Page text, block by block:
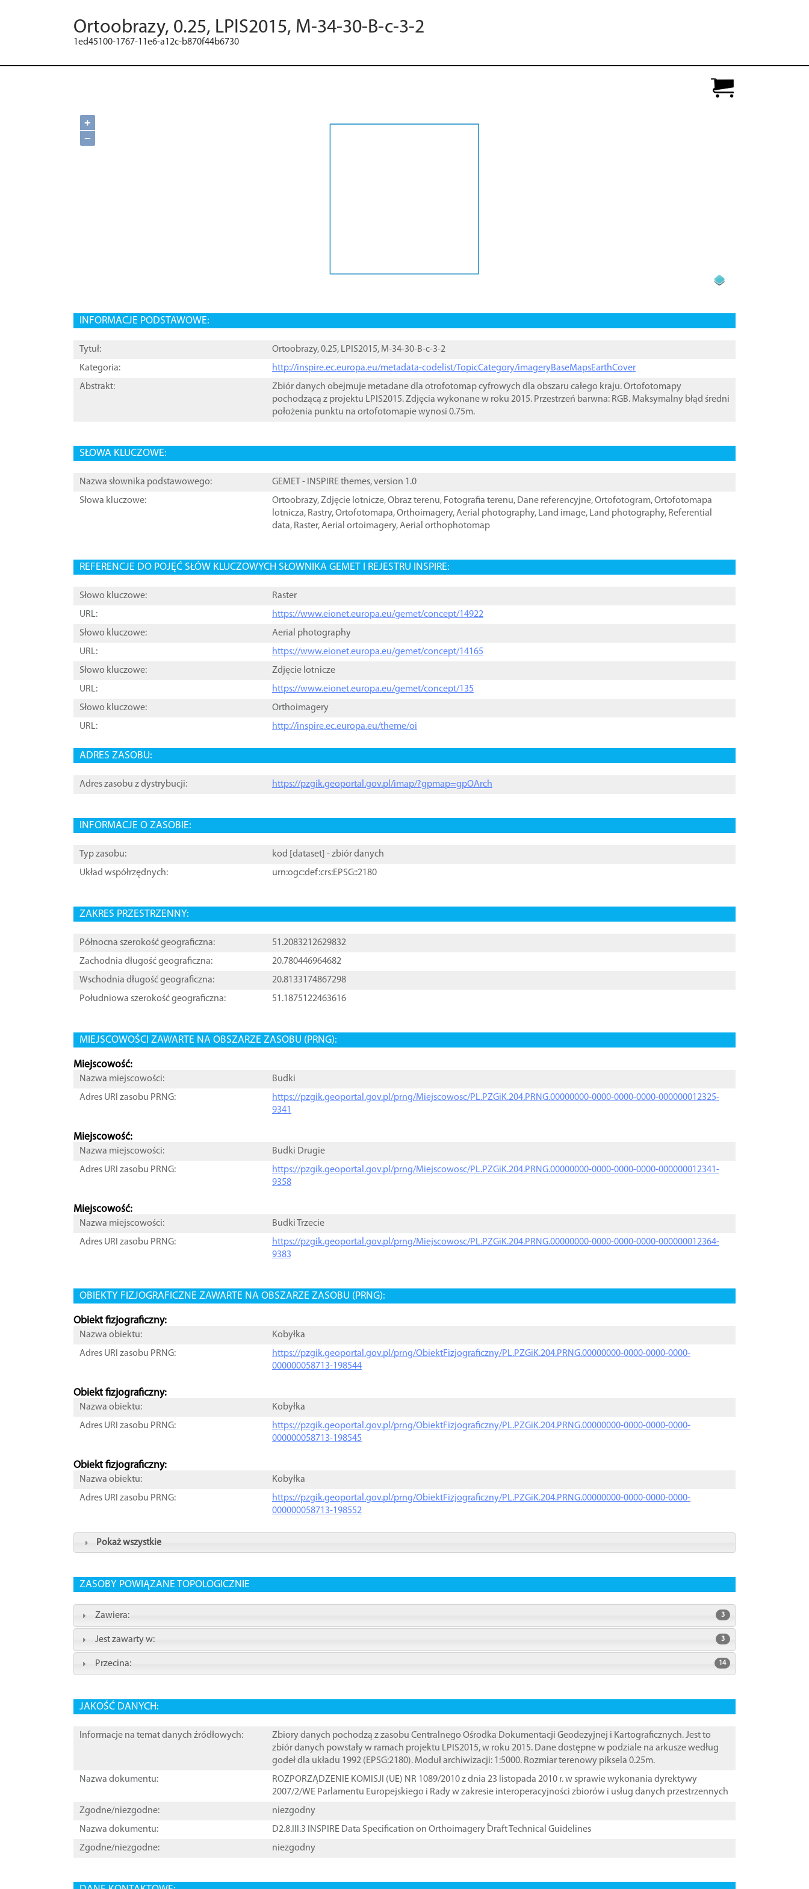
Ortoobrazy, 0.25, LPIS2015, M-34-30-B-c-3-2
1ed45100-1767-11e6-a12c-b870f44b6730
+
−
INFORMACJE PODSTAWOWE:
Tytuł:
Ortoobrazy, 0.25, LPIS2015, M-34-30-B-c-3-2
Kategoria:
http://inspire.ec.europa.eu/metadata-codelist/TopicCategory/imageryBaseMapsEarthCover
Abstrakt:
Zbiór danych obejmuje metadane dla otrofotomap cyfrowych dla obszaru całego kraju. Ortofotomapy
pochodzącą z projektu LPIS2015. Zdjęcia wykonane w roku 2015. Przestrzeń barwna: RGB. Maksymalny błąd średni
położenia punktu na ortofotomapie wynosi 0.75m.
SŁOWA KLUCZOWE:
Nazwa słownika podstawowego:
GEMET - INSPIRE themes, version 1.0
Słowa kluczowe:
Ortoobrazy,Zdjęcie lotnicze,Obraz terenu, Fotografia terenu, Dane referencyjne,Ortofotogram,Ortofotomapa
lotnicza, Rastry,Ortofotomapa,Orthoimagery,Aerial photography, Land image, Land photography, Referential
data, Raster,Aerial ortoimagery,Aerial orthophotomap
REFERENCJE DO POJĘĆ SŁÓW KLUCZOWYCH SŁOWNIKA GEMET I REJESTRU INSPIRE:
Słowo kluczowe:
Raster
URL:
https://www.eionet.europa.eu/gemet/concept/14922
Słowo kluczowe:
Aerial photography
URL:
https://www.eionet.europa.eu/gemet/concept/14165
Słowo kluczowe:
Zdjęcie lotnicze
URL:
https://www.eionet.europa.eu/gemet/concept/135
Słowo kluczowe:
Orthoimagery
URL:
http://inspire.ec.europa.eu/theme/oi
ADRES ZASOBU:
Adres zasobu z dystrybucji: https://pzgik.geoportal.gov.pl/imap/?gpmap=gpOArch
INFORMACJE O ZASOBIE:
Typ zasobu: kod [ dataset ] - zbiór danych
Układ współrzędnych:
urn:ogc:def:crs:EPSG::2180
ZAKRES PRZESTRZENNY:
Północna szerokość geograficzna:
51.2083212629832
Zachodnia długość geograficzna:
20.780446964682
Wschodnia długość geograficzna:
20.8133174867298
Południowa szerokość geograficzna:
51.1875122463616
MIEJSCOWOŚCI ZAWARTE NA OBSZARZE ZASOBU (PRNG):
Miejscowość:
Nazwa miejscowości:
Budki
Adres URI zasobu PRNG:
https://pzgik.geoportal.gov.pl/prng/Miejscowosc/PL.PZGiK.204.PRNG.00000000-0000-0000-0000-000000012325-
9341
Miejscowość:
Nazwa miejscowości:
Budki Drugie
Adres URI zasobu PRNG:
https://pzgik.geoportal.gov.pl/prng/Miejscowosc/PL.PZGiK.204.PRNG.00000000-0000-0000-0000-000000012341-
9358
Miejscowość:
Nazwa miejscowości:
Budki Trzecie
Adres URI zasobu PRNG:
https://pzgik.geoportal.gov.pl/prng/Miejscowosc/PL.PZGiK.204.PRNG.00000000-0000-0000-0000-000000012364-
9383
OBIEKTY FIZJOGRAFICZNE ZAWARTE NA OBSZARZE ZASOBU (PRNG):
Obiekt fizjograficzny:
Nazwa obiektu:
Kobyłka
Adres URI zasobu PRNG:
https://pzgik.geoportal.gov.pl/prng/ObiektFizjograficzny/PL.PZGiK.204.PRNG.00000000-0000-0000-0000-
000000058713-198544
Obiekt fizjograficzny:
Nazwa obiektu:
Kobyłka
Adres URI zasobu PRNG:
https://pzgik.geoportal.gov.pl/prng/ObiektFizjograficzny/PL.PZGiK.204.PRNG.00000000-0000-0000-0000-
000000058713-198545
Obiekt fizjograficzny:
Nazwa obiektu:
Kobyłka
Adres URI zasobu PRNG:
https://pzgik.geoportal.gov.pl/prng/ObiektFizjograficzny/PL.PZGiK.204.PRNG.00000000-0000-0000-0000-
000000058713-198552
Pokaż wszystkie
ZASOBY POWIĄZANE TOPOLOGICZNIE
Zawiera: 3
Jest zawarty w: 3
Przecina: 14
JAKOŚĆ DANYCH:
Informacje na temat danych źródłowych:
Zbiory danych pochodzą z zasobu Centralnego Ośrodka Dokumentacji Geodezyjnej i Kartograficznych. Jest to
zbiór danych powstały w ramach projektu LPIS2015, w roku 2015. Dane dostępne w podziale na arkusze według
godeł dla układu 1992 (EPSG:2180). Moduł archiwizacji: 1:5000. Rozmiar terenowy piksela 0.25m.
Nazwa dokumentu:
ROZPORZĄDZENIE KOMISJI (UE) NR 1089/2010 z dnia 23 listopada 2010 r. w sprawie wykonania dyrektywy
2007/2/WE Parlamentu Europejskiego i Rady w zakresie interoperacyjności zbiorów i usług danych przestrzennych
Zgodne/niezgodne:
niezgodny
Nazwa dokumentu:
D2.8.III.3 INSPIRE Data Specification on Orthoimagery ֠Draft Technical Guidelines
Zgodne/niezgodne:
niezgodny